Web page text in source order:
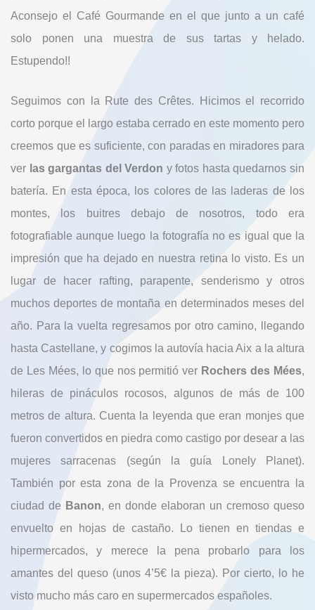
Aconsejo el Café Gourmande en el que junto a un café
solo ponen una muestra de sus tartas y helado.
Estupendo!!
Seguimos con la Rute des Crêtes. Hicimos el recorrido
corto porque el largo estaba cerrado en este momento pero
creemos que es suficiente, con paradas en miradores para
ver las gargantas del Verdon y fotos hasta quedarnos sin
batería. En esta época, los colores de las laderas de los
montes, los buitres debajo de nosotros, todo era
fotografiable aunque luego la fotografía no es igual que la
impresión que ha dejado en nuestra retina lo visto. Es un
lugar de hacer rafting, parapente, senderismo y otros
muchos deportes de montaña en determinados meses del
año. Para la vuelta regresamos por otro camino, llegando
hasta Castellane, y cogimos la autovía hacia Aix a la altura
de Les Mées, lo que nos permitió ver Rochers des Mées,
hileras de pináculos rocosos, algunos de más de 100
metros de altura. Cuenta la leyenda que eran monjes que
fueron convertidos en piedra como castigo por desear a las
mujeres sarracenas (según la guía Lonely Planet).
También por esta zona de la Provenza se encuentra la
ciudad de Banon, en donde elaboran un cremoso queso
envuelto en hojas de castaño. Lo tienen en tiendas e
hipermercados, y merece la pena probarlo para los
amantes del queso (unos 4’5€ la pieza). Por cierto, lo he
visto mucho más caro en supermercados españoles.